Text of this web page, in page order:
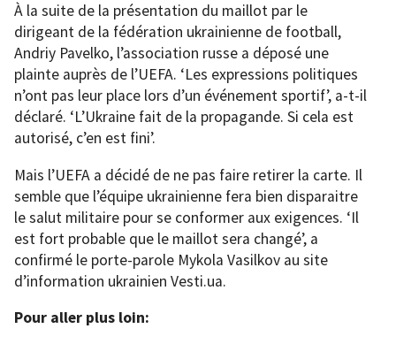
À la suite de la présentation du maillot par le
dirigeant de la fédération ukrainienne de football,
Andriy Pavelko, l’association russe a déposé une
plainte auprès de l’UEFA. ‘Les expressions politiques
n’ont pas leur place lors d’un événement sportif’, a-t-il
déclaré. ‘L’Ukraine fait de la propagande. Si cela est
autorisé, c’en est fini’.
Mais l’UEFA a décidé de ne pas faire retirer la carte. Il
semble que l’équipe ukrainienne fera bien disparaitre
le salut militaire pour se conformer aux exigences. ‘Il
est fort probable que le maillot sera changé’, a
confirmé le porte-parole Mykola Vasilkov au site
d’information ukrainien Vesti.ua.
Pour aller plus loin: